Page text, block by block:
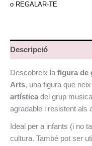
o REGALAR-TE
Descripció
Descobreix la figura de
Arts, una figura que
artística del grup
agradable i resistent als
Ideal per a infants (i no
cultura. També pot ser